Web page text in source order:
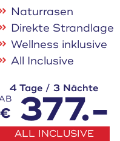
Naturrasen
Direkte Strandlage
Wellness inklusive
All Inclusive
4 Tage / 3 Nächte
€ 377.-
ALL INCLUSIVE